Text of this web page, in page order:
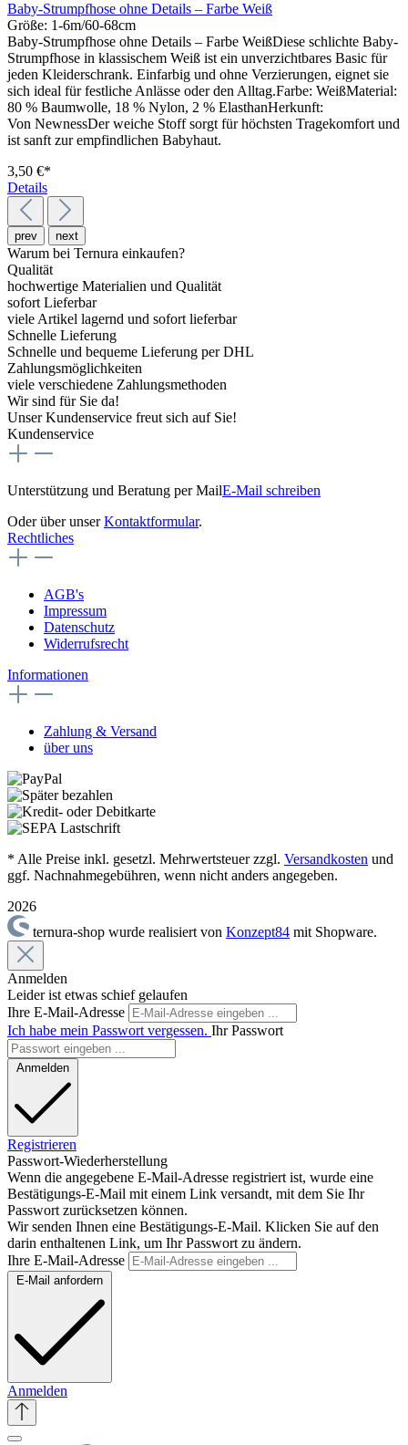
Baby-Strumpfhose ohne Details – Farbe Weiß
Größe: 1-6m/60-68cm
Baby-Strumpfhose ohne Details – Farbe WeißDiese schlichte Baby-
Strumpfhose in klassischem Weiß ist ein unverzichtbares Basic für
jeden Kleiderschrank. Einfarbig und ohne Verzierungen, eignet sie
sich ideal für festliche Anlässe oder den Alltag.Farbe: WeißMaterial:
80 % Baumwolle, 18 % Nylon, 2 % ElasthanHerkunft:
Von NewnessDer weiche Stoff sorgt für höchsten Tragekomfort und
ist sanft zur empfindlichen Babyhaut.
3,50 €*
Details
prev next
Warum bei Ternura einkaufen?
Qualität
hochwertige Materialien und Qualität
sofort Lieferbar
viele Artikel lagernd und sofort lieferbar
Schnelle Lieferung
Schnelle und bequeme Lieferung per DHL
Zahlungsmöglichkeiten
viele verschiedene Zahlungsmethoden
Wir sind für Sie da!
Unser Kundenservice freut sich auf Sie!
Kundenservice
Unterstützung und Beratung per MailE-Mail schreiben
Oder über unserKontaktformular.
Rechtliches
AGB's
Impressum
Datenschutz
Widerrufsrecht
Informationen
Zahlung & Versand
über uns
* Alle Preise inkl. gesetzl. Mehrwertsteuer zzgl. Versandkosten und
ggf. Nachnahmegebühren, wenn nicht anders angegeben.
2026
ternura-shop wurde realisiert von Konzept84 mit Shopware.
Anmelden
Leider ist etwas schief gelaufen
Ihre E-Mail-Adresse
Ich habe mein Passwort vergessen. Ihr Passwort
Anmelden
Registrieren
Passwort-Wiederherstellung
Wenn die angegebene E-Mail-Adresse registriert ist, wurde eine
Bestätigungs-E-Mail mit einem Link versandt, mit dem Sie Ihr
Passwort zurücksetzen können.
Wir senden Ihnen eine Bestätigungs-E-Mail. Klicken Sie auf den
darin enthaltenen Link, um Ihr Passwort zu ändern.
Ihre E-Mail-Adresse
E-Mail anfordern
Anmelden